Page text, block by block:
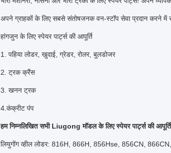
अपने ग्राहकों के लिए सबसे संतोषजनक वन-स्टॉप सेवा प्रदान करने में
हांगजुन के लिए स्पेयर पार्ट्स की आपूर्ति
1. पहिया लोडर, खुदाई, ग्रेडर, रोलर, बुलडोजर
2. ट्रक क्रैंस
3. खनन ट्रक
4.कंक्रीट पंप
हम निम्नलिखित सभी Liugong मॉडल के लिए स्पेयर पार्ट्स की
लियुगोंग व्हील लोडर: 816H, 866H, 856Hse, 856CN,